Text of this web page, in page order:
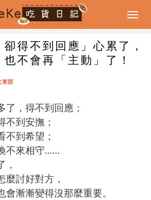
卻得不到回應」心累了，
不會再「主動」了！
東部
了，得不到回應；
不到安撫；
不到希望；
不來相守......
，
麼討好對方，
漸漸變得沒那麼重要。